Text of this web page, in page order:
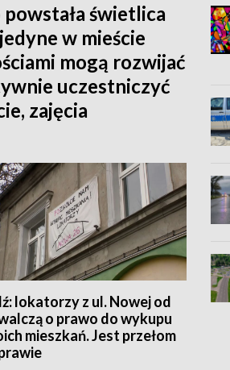
świetlica
w mieście
mogą rozwijać
uczestniczyć
zajęcia
lokatorzy z ul. Nowej od
o prawo do wykupu
mieszkań. Jest przełom